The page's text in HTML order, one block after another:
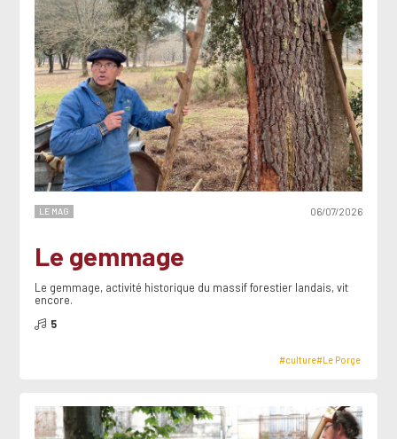
LE MAG 06/07/2026
Le gemmage
Le gemmage, activité historique du massif forestier landais, vit
encore.
5
#culture#Le Porge